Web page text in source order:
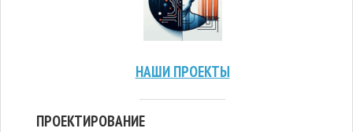
НАШИ ПРОЕКТЫ
ПРОЕКТИРОВАНИЕ